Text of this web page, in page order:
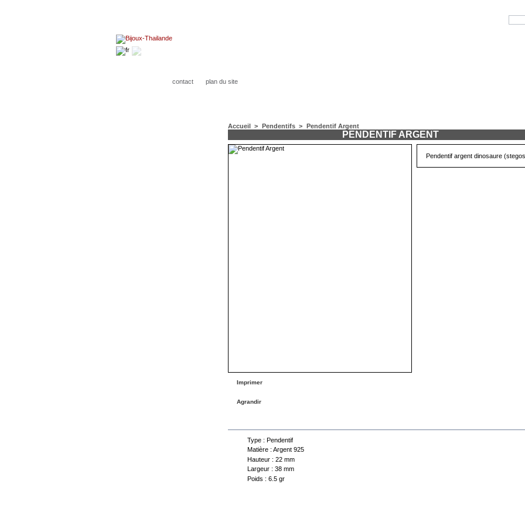
contact plan du site
Accueil > Pendentifs > Pendentif Argent
PENDENTIF ARGENT
Imprimer
Agrandir
Pendentif argent dinosaure
Type : Pendentif
Matière : Argent 925
Hauteur : 22 mm
Largeur : 38 mm
Poids : 6.5 gr